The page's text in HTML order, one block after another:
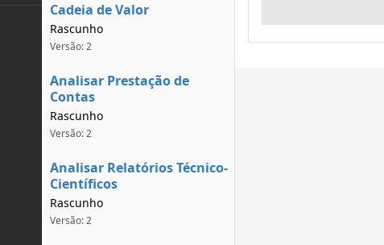
Cadeia de Valor
Rascunho
Versão: 2
Analisar Prestação de
Contas
Rascunho
Versão: 2
Analisar Relatórios Técnico-
Científicos
Rascunho
Versão: 2